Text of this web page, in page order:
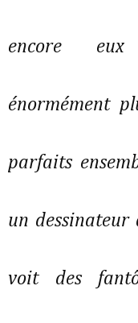
encore eux
énormément
parfaits
un dessinateur
voit des